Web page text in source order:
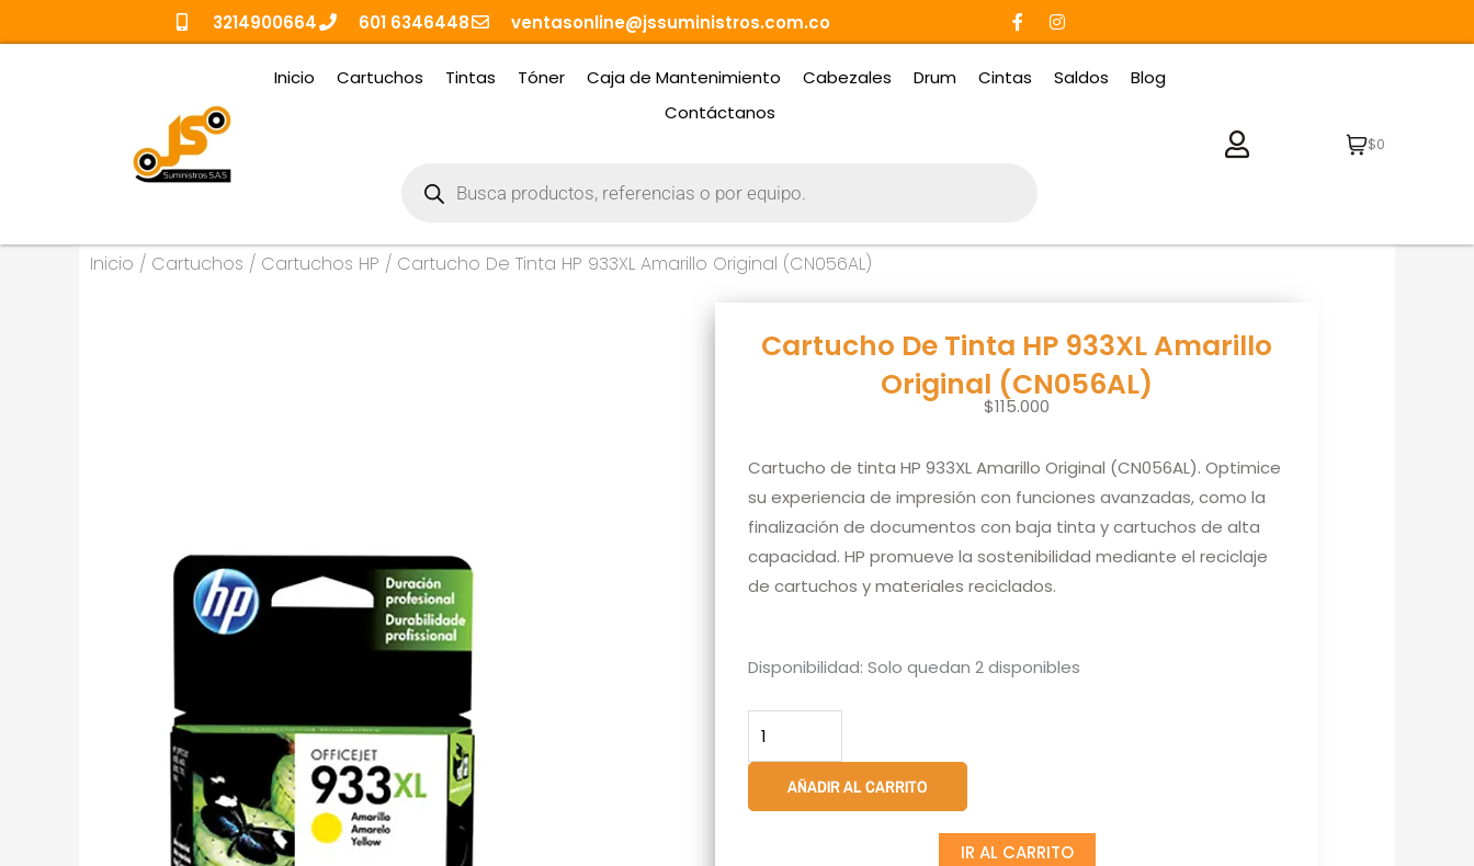
al
3214900664 601 6346448 ventasonline@jssuministros.com.co F
a
c
b
I
n
s
a
Inicio Cartuchos Tintas Tóner Caja de Mantenimiento Cabezales Drum Cintas Saldos
Blog
Contáctanos
productos
$0
Inicio / Cartuchos / Cartuchos HP / Cartucho De Tinta HP 933XL Amarillo Original (CN056AL)
Cartucho De Tinta HP 933XL Amarillo
Original (CN056AL)
$115.000
Cartucho de tinta HP 933XL Amarillo Original (CN056AL). Optimice
su experiencia de impresión con funciones avanzadas, como la
finalización de documentos con baja tinta y cartuchos de alta
capacidad. HP promueve la sostenibilidad mediante el reciclaje
de cartuchos y materiales reciclados.
Disponibilidad: Solo quedan 2 disponibles
Cartucho
Tinta
933XL
Amarillo
AÑADIR AL CARRITO
IR AL CARRITO